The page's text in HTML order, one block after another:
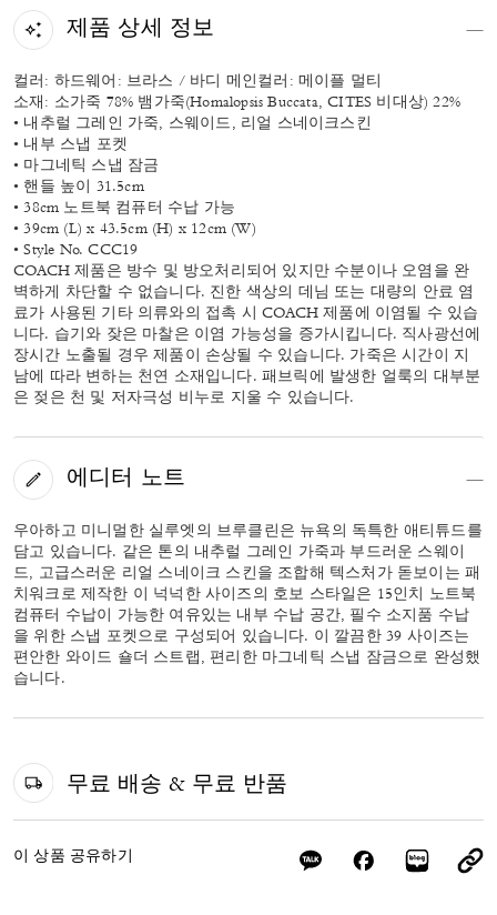
제품 상세 정보
컬러: 하드웨어: 브라스 / 바디 메인컬러: 메이플 멀티
소재: 소가죽 78% 뱀가죽(Homalopsis Buccata, CITES 비대상) 22%
• 내추럴 그레인 가죽, 스웨이드, 리얼 스네이크스킨
• 내부 스냅 포켓
• 마그네틱 스냅 잠금
• 핸들 높이 31.5cm
• 38cm 노트북 컴퓨터 수납 가능
• 39cm (L) x 43.5cm (H) x 12cm (W)
• Style No. CCC19
COACH 제품은 방수 및 방오처리되어 있지만 수분이나 오염을 완
벽하게 차단할 수 없습니다. 진한 색상의 데님 또는 대량의 안료 염
료가 사용된 기타 의류와의 접촉 시 COACH 제품에 이염될 수 있습
니다. 습기와 잦은 마찰은 이염 가능성을 증가시킵니다. 직사광선에
장시간 노출될 경우 제품이 손상될 수 있습니다. 가죽은 시간이 지
남에 따라 변하는 천연 소재입니다. 패브릭에 발생한 얼룩의 대부분
은 젖은 천 및 저자극성 비누로 지울 수 있습니다.
에디터 노트
우아하고 미니멀한 실루엣의 브루클린은 뉴욕의 독특한 애티튜드를
담고 있습니다. 같은 톤의 내추럴 그레인 가죽과 부드러운 스웨이
드, 고급스러운 리얼 스네이크 스킨을 조합해 텍스처가 돋보이는 패
치워크로 제작한 이 넉넉한 사이즈의 호보 스타일은 15인치 노트북
컴퓨터 수납이 가능한 여유있는 내부 수납 공간, 필수 소지품 수납
을 위한 스냅 포켓으로 구성되어 있습니다. 이 깔끔한 39 사이즈는
편안한 와이드 숄더 스트랩, 편리한 마그네틱 스냅 잠금으로 완성했
습니다.
무료 배송 & 무료 반품
이 상품 공유하기